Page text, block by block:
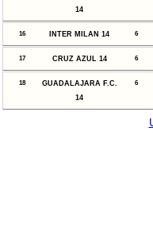
14
16 INTER MILAN 14 6
17 CRUZ AZUL 14 6
18
GUADALAJARA F.C.
14
6